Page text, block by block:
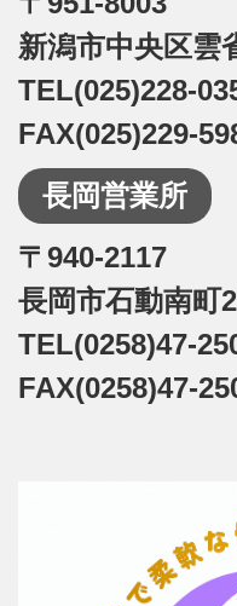
新潟市中央区雲
TEL(025)228-
FAX(025)229-
長岡営業所
〒940-2117
長岡市石動南町
TEL(0258)47-
FAX(0258)47-